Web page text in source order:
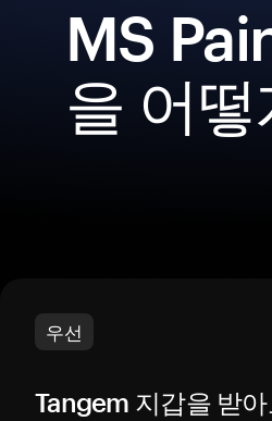
MS
을 어
우선
Tangem 지갑을 받